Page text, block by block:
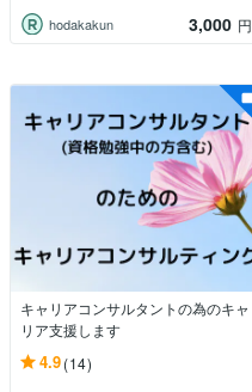
hodakakun 3,000 円
キャリアコンサルタントの為のキャ
リア支援します
4.9(14)